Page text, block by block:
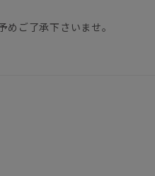
ご了承下さいませ。